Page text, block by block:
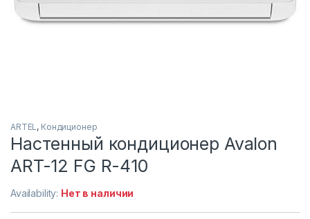
ARTEL, Кондиционер
Настенный кондиционер Avalon
ART-12 FG R-410
Availability: Нет в наличии